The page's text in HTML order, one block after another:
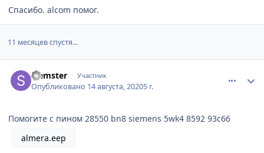
Спасибо. alcom помог.
11 месяцев спустя...
Slemster Участник
Опубликовано 14 августа, 20205 г.
Помогите с пином 28550 bn8 siemens 5wk4 8592 93c66
almera.eep